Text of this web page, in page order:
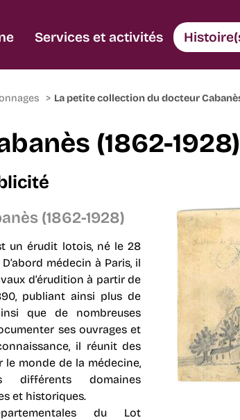
Services et activités
La petite collection du docteur
(1862-1928)
(1862-1928)
un érudit lotois, né le 28
médecin à Paris, il
d’érudition à partir de
publiant ainsi plus de
que de nombreuses
ses ouvrages et
il réunit des
le monde de la médecine,
différents domaines
et historiques.
du Lot